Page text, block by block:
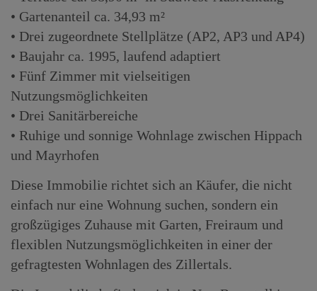
• Gartenanteil ca. 34,93 m²
• Drei zugeordnete Stellplätze (AP2, AP3 und AP4)
• Baujahr ca. 1995, laufend adaptiert
• Fünf Zimmer mit vielseitigen
Nutzungsmöglichkeiten
• Drei Sanitärbereiche
• Ruhige und sonnige Wohnlage zwischen Hippach
und Mayrhofen
Diese Immobilie richtet sich an Käufer, die nicht
einfach nur eine Wohnung suchen, sondern ein
großzügiges Zuhause mit Garten, Freiraum und
flexiblen Nutzungsmöglichkeiten in einer der
gefragtesten Wohnlagen des Zillertals.